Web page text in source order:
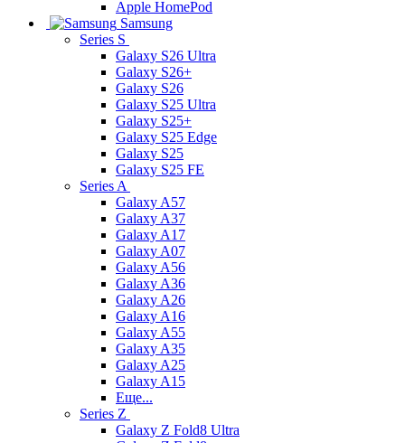
Apple HomePod
Samsung
Series S
Galaxy S26 Ultra
Galaxy S26+
Galaxy S26
Galaxy S25 Ultra
Galaxy S25+
Galaxy S25 Edge
Galaxy S25
Galaxy S25 FE
Series A
Galaxy A57
Galaxy A37
Galaxy A17
Galaxy A07
Galaxy A56
Galaxy A36
Galaxy A26
Galaxy A16
Galaxy A55
Galaxy A35
Galaxy A25
Galaxy A15
Еще...
Series Z
Galaxy Z Fold8 Ultra